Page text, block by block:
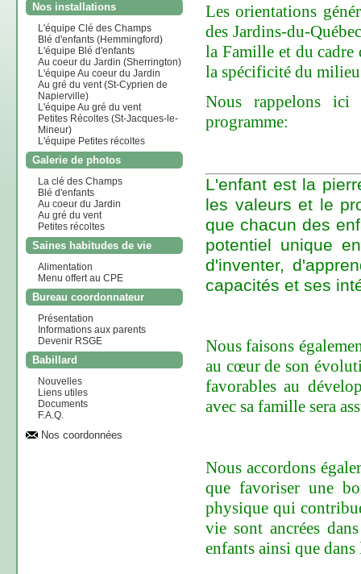
Nos installations
L'équipe Clé des Champs
Blé d'enfants (Hemmingford)
L'équipe Blé d'enfants
Au coeur du Jardin (Sherrington)
L'équipe Au coeur du Jardin
Au gré du vent (St-Cyprien de
Napierville)
L'équipe Au gré du vent
Petites Récoltes (St-Jacques-le-
Mineur)
L'équipe Petites récoltes
Galerie de photos
La clé des Champs
Blé d'enfants
Au coeur du Jardin
Au gré du vent
Petites récoltes
Saines habitudes de vie
Alimentation
Menu offert au CPE
Bureau coordonnateur
Présentation
Informations aux parents
Devenir RSGE
Babillard
Nouvelles
Liens utiles
Documents
F.A.Q.
Nos coordonnées
Les orientations
des Jardins-du-
la Famille et du cadre
la spécificité du
Nous rappelons ici
programme:
L'enfant est la
les valeurs et le
que chacun des
potentiel unique
d'inventer,
capacités et ses
Nous faisons
au cœur de son
favorables au
avec sa famille sera
Nous accordons
que favoriser une
physique qui
vie sont ancrées
enfants ainsi que